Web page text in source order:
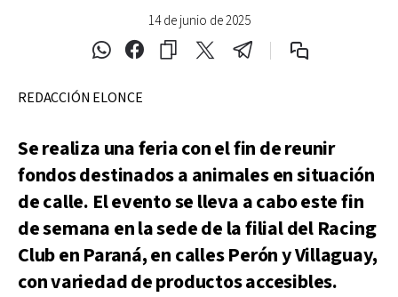
14 de junio de 2025
REDACCIÓN ELONCE
Se realiza una feria con el fin de reunir
fondos destinados a animales en situación
de calle. El evento se lleva a cabo este fin
de semana en la sede de la filial del Racing
Club en Paraná, en calles Perón y Villaguay,
con variedad de productos accesibles.